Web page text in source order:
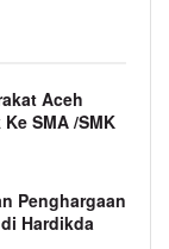
Aceh
SMA /SMK
Penghargaan
Hardikda